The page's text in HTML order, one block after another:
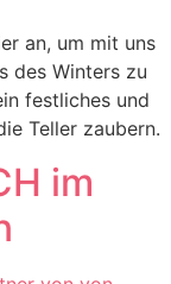
an, um mit uns
des Winters zu
festliches und
Teller zaubern.
im